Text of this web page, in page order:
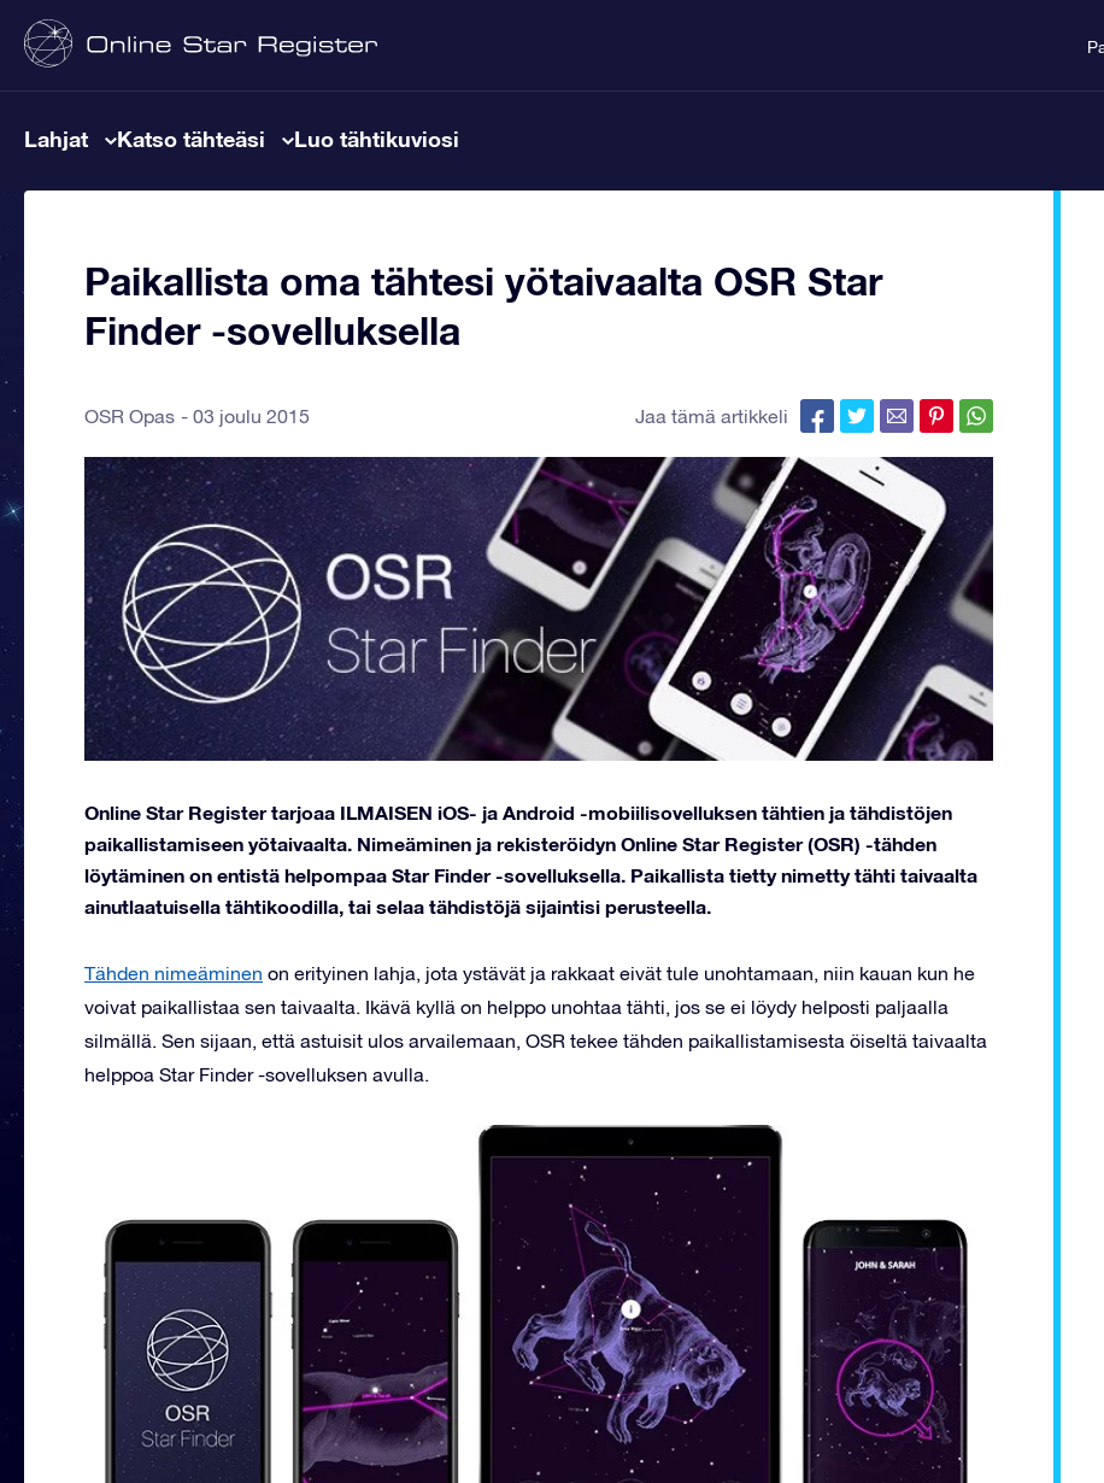
Lahjat Katso tähteäsi Luo tähtikuviosi
Paikallista oma tähtesi yötaivaalta OSR Star
Finder -sovelluksella
OSR Opas 03 joulu 2015 Jaa tämä artikkeli
Online Star Register tarjoaa ILMAISEN iOS- ja Android -mobiilisovelluksen tähtien ja tähdistöjen
paikallistamiseen yötaivaalta. Nimeäminen ja rekisteröidyn Online Star Register (OSR) -tähden
löytäminen on entistä helpompaa Star Finder -sovelluksella. Paikallista tietty nimetty tähti taivaalta
ainutlaatuisella tähtikoodilla, tai selaa tähdistöjä sijaintisi perusteella.
Tähden nimeäminen on erityinen lahja, jota ystävät ja rakkaat eivät tule unohtamaan, niin kauan kun he
voivat paikallistaa sen taivaalta. Ikävä kyllä on helppo unohtaa tähti, jos se ei löydy helposti paljaalla
silmällä. Sen sijaan, että astuisit ulos arvailemaan, OSR tekee tähden paikallistamisesta öiseltä taivaalta
helppoa Star Finder -sovelluksen avulla.